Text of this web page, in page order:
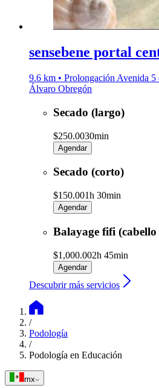
sensebene portal
9.6 km • Prolongación Avenida
Álvaro Obregón
Secado (largo)
$250.0030min
Agendar
Secado (corto)
$150.001h 30min
Agendar
Balayage fifi
$1,000.002h 45min
Agendar
Descubrir más servicios
/
Podología
/
Podología en Educación
mx